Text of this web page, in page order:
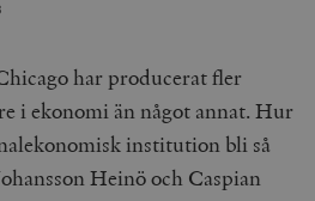
har producerat fler
i ekonomi än något annat. Hur
institution bli så
Heinö och Caspian